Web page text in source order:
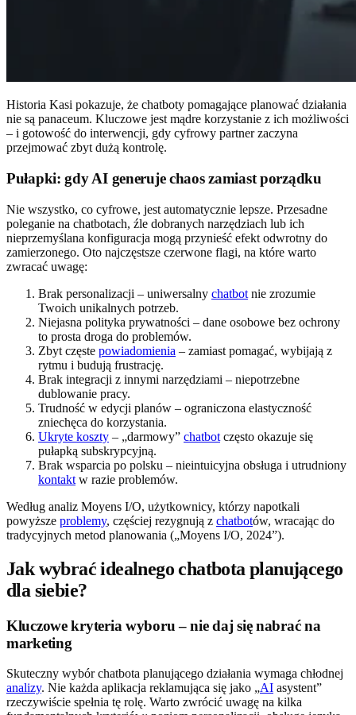
Historia Kasi pokazuje, że chatboty pomagające planować działania
nie są panaceum. Kluczowe jest mądre korzystanie z ich możliwości
– i gotowość do interwencji, gdy cyfrowy partner zaczyna
przejmować zbyt dużą kontrolę.
Pułapki: gdy AI generuje chaos zamiast porządku
Nie wszystko, co cyfrowe, jest automatycznie lepsze. Przesadne
poleganie na chatbotach, źle dobranych narzędziach lub ich
nieprzemyślana konfiguracja mogą przynieść efekt odwrotny do
zamierzonego. Oto najczęstsze czerwone flagi, na które warto
zwracać uwagę:
Brak personalizacji – uniwersalny chatbot nie zrozumie
Twoich unikalnych potrzeb.
Niejasna polityka prywatności – dane osobowe bez ochrony
to prosta droga do problemów.
Zbyt częste powiadomienia – zamiast pomagać, wybijają z
rytmu i budują frustrację.
Brak integracji z innymi narzędziami – niepotrzebne
dublowanie pracy.
Trudność w edycji planów – ograniczona elastyczność
zniechęca do korzystania.
Ukryte koszty – „darmowy” chatbot często okazuje się
pułapką subskrypcyjną.
Brak wsparcia po polsku – nieintuicyjna obsługa i utrudniony
kontakt w razie problemów.
Według analiz Moyens I/O, użytkownicy, którzy napotkali
powyższe problemy, częściej rezygnują z chatbotów, wracając do
tradycyjnych metod planowania („Moyens I/O, 2024”).
Jak wybrać idealnego chatbota planującego
dla siebie?
Kluczowe kryteria wyboru – nie daj się nabrać na
marketing
Skuteczny wybór chatbota planującego działania wymaga chłodnej
analizy. Nie każda aplikacja reklamująca się jako „AI asystent”
rzeczywiście spełnia tę rolę. Warto zwrócić uwagę na kilka